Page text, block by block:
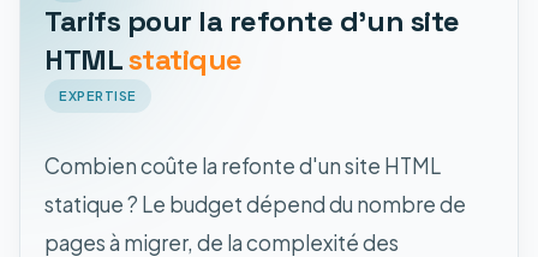
Tarifs pour la refonte d'un site
HTMLstatique
EXPERTISE
Combien coûte la refonte d'un site HTML
statique ? Le budget dépend du nombre de
pages à migrer, de la complexité des